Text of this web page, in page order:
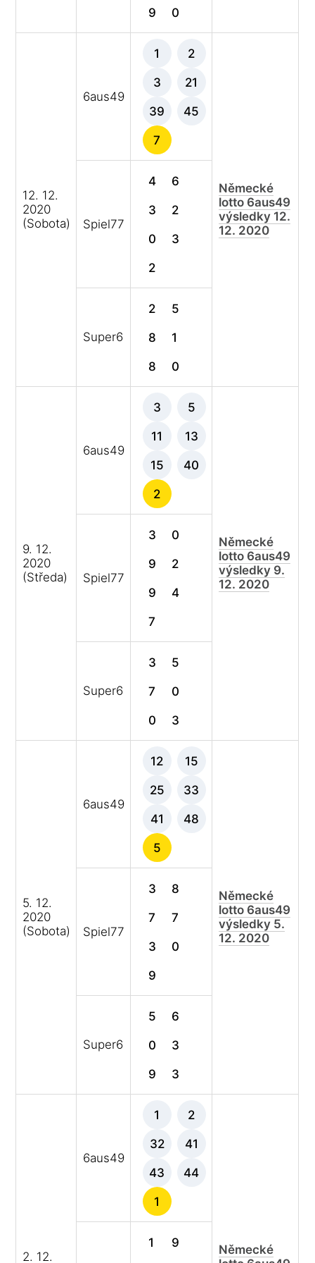
9 0
12. 12.
2020
(Sobota)
6aus49
1 2
3 21
39 45
7
Německé
lotto 6aus49
výsledky 12.
12. 2020
Spiel77
4 6
3 2
0 3
2
Super6
2 5
8 1
8 0
9. 12.
2020
(Středa)
6aus49
3 5
11 13
15 40
2
Německé
lotto 6aus49
výsledky 9.
12. 2020
Spiel77
3 0
9 2
9 4
7
Super6
3 5
7 0
0 3
5. 12.
2020
(Sobota)
6aus49
12 15
25 33
41 48
5
Německé
lotto 6aus49
výsledky 5.
12. 2020
Spiel77
3 8
7 7
3 0
9
Super6
5 6
0 3
9 3
2. 12.
6aus49
1 2
32 41
43 44
1
Německé
1 9